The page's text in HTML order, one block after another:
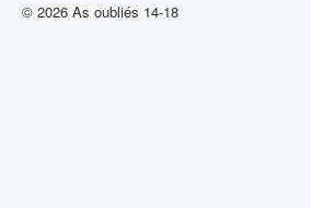
© 2026 As oubliés 14-18